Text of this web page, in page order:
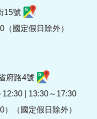
15號
國定假日除外）
府路4號
| 13:30～17:30
）（國定假日除外）